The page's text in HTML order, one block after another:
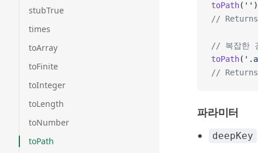
stubTrue
times
toArray
toFinite
toInteger
toLength
toNumber
toPath
toPath( ''
//
// 복잡한
toPath(
//
파라미터
deepKey